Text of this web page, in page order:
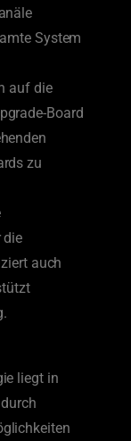
System
auf die
Board
zu
die
auch
liegt in